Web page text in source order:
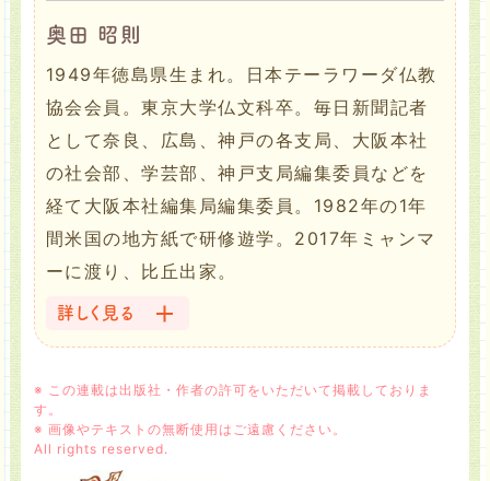
奥田 昭則
1949年徳島県生まれ。日本テーラワーダ仏教
協会会員。東京大学仏文科卒。毎日新聞記者
として奈良、広島、神戸の各支局、大阪本社
の社会部、学芸部、神戸支局編集委員などを
経て大阪本社編集局編集委員。1982年の1年
間米国の地方紙で研修遊学。2017年ミャンマ
ーに渡り、比丘出家。
詳しく見る
※ この連載は出版社・作者の許可をいただいて掲載しておりま
す。
※ 画像やテキストの無断使用はご遠慮ください。
All rights reserved.